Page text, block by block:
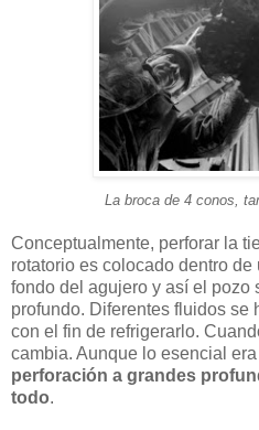
La broca de 4 conos,
Conceptualmente, perforar la
rotatorio es colocado dentro de
fondo del agujero y así el pozo
profundo. Diferentes fluidos se
con el fin de refrigerarlo.
cambia. Aunque lo esencial
perforación a grandes
todo.